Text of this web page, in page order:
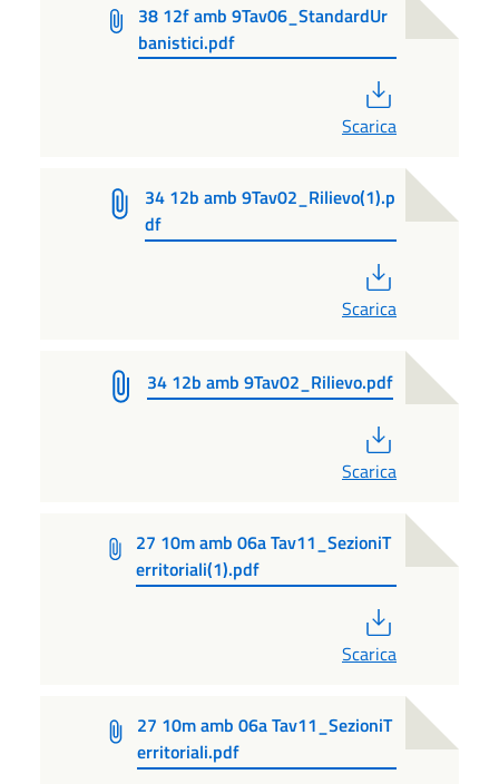
38 12f amb 9Tav06_StandardUr
banistici.pdf
Scarica
34 12b amb 9Tav02_Rilievo(1).p
df
Scarica
34 12b amb 9Tav02_Rilievo.pdf
Scarica
27 10m amb 06a Tav11_SezioniT
erritoriali(1).pdf
Scarica
27 10m amb 06a Tav11_SezioniT
erritoriali.pdf